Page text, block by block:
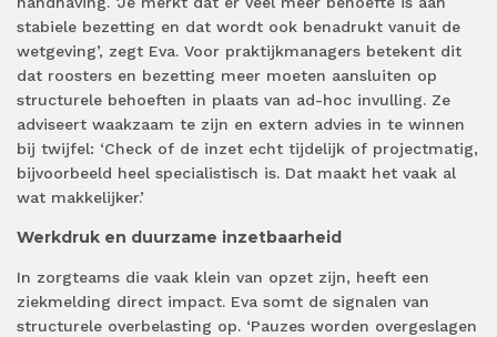
stabiele bezetting en dat wordt ook benadrukt vanuit de
wetgeving’, zegt Eva. Voor praktijkmanagers betekent dit
dat roosters en bezetting meer moeten aansluiten op
structurele behoeften in plaats van ad-hoc invulling. Ze
adviseert waakzaam te zijn en extern advies in te winnen
bij twijfel: ‘Check of de inzet echt tijdelijk of projectmatig,
bijvoorbeeld heel specialistisch is. Dat maakt het vaak al
wat makkelijker.’
Werkdruk en duurzame inzetbaarheid
In zorgteams die vaak klein van opzet zijn, heeft een
ziekmelding direct impact. Eva somt de signalen van
structurele overbelasting op. ‘Pauzes worden overgeslagen